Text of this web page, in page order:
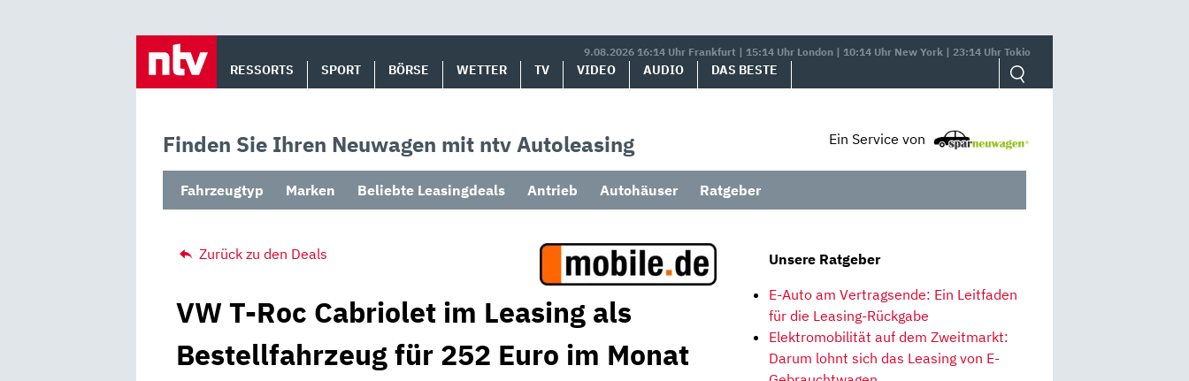
9.08.2026 16:14 Uhr Frankfurt | 15:14 Uhr London | 10:14 Uhr New York | 23:14 Uhr Tokio
RESSORTS SPORT BÖRSE WETTER TV VIDEO AUDIO DAS BESTE
Finden Sie Ihren Neuwagen mit ntv Autoleasing Ein Service von
Fahrzeugtyp Marken Beliebte Leasingdeals Antrieb Autohäuser Ratgeber
Zurück zu den Deals
VW T-Roc Cabriolet im Leasing als
Bestellfahrzeug für 252 Euro im Monat
Unsere Ratgeber
E-Auto am Vertragsende: Ein Leitfaden
für die Leasing-Rückgabe
Elektromobilität auf dem Zweitmarkt:
Darum lohnt sich das Leasing von E-